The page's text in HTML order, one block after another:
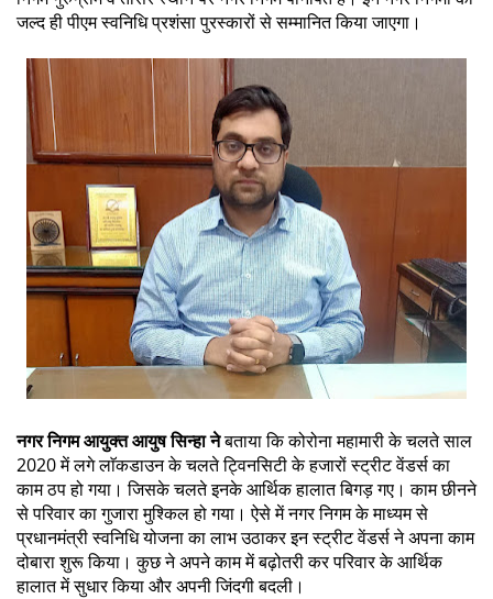
जल्द ही पीएम स्वनिधि प्रशंसा पुरस्कारों से सम्मानित किया जाएगा।
नगर निगम आयुक्त आयुष सिन्हा नेबताया कि कोरोना महामारी के चलते साल
2020 में लगे लाॅकडाउन के चलते ट्विनसिटी के हजारों स्ट्रीट वेंडर्स का
काम ठप हो गया। जिसके चलते इनके आर्थिक हालात बिगड़ गए। काम छीनने
से परिवार का गुजारा मुश्किल हो गया। ऐसे में नगर निगम के माध्यम से
प्रधानमंत्री स्वनिधि योजना का लाभ उठाकर इन स्ट्रीट वेंडर्स ने अपना काम
दोबारा शुरू किया। कुछ ने अपने काम में बढ़ोतरी कर परिवार के आर्थिक
हालात में सुधार किया और अपनी जिंदगी बदली।